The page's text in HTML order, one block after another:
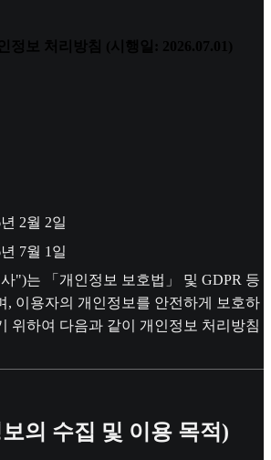
정보 처리방침 (시행일: 2026.07.01)
2월 2일
7월 1일
")는 「개인정보 보호법」 및 GDPR 등
, 이용자의 개인정보를 안전하게 보호하
위하여 다음과 같이 개인정보 처리방침
의 수집 및 이용 목적)